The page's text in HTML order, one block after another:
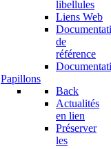
libellules
Liens Web
de
référence
Papillons
Back
Actualités
en lien
Préserver
les